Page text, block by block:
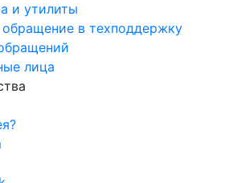
и утилиты
обращение в техподдержку
лица